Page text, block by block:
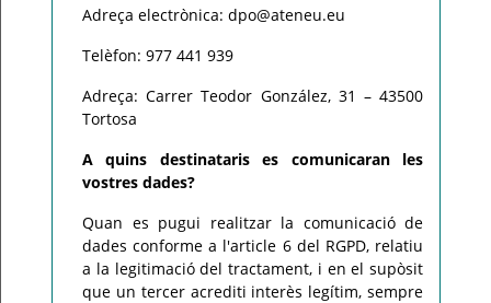
Adreça electrònica: dpo@ateneu.eu
Telèfon: 977 441 939
Adreça: Carrer Teodor González, 31 – 43500
Tortosa
A quins destinataris es comunicaran les
vostres dades?
Quan es pugui realitzar la comunicació de
dades conforme a l'article 6 del RGPD, relatiu
a la legitimació del tractament, i en el supòsit
que un tercer acrediti interès legítim, sempre